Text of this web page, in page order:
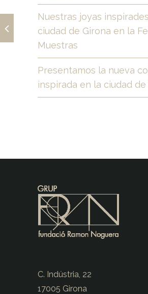
Nuestras joyas
ciudad de Girona en la
Muestras
Presentamos la nueva
inspirada en la ciudad de
C. Indústria, 22
17005 Girona